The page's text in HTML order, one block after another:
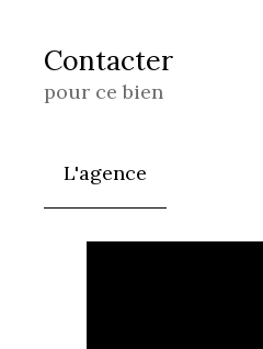
Contacter
pour ce bien
L'agence